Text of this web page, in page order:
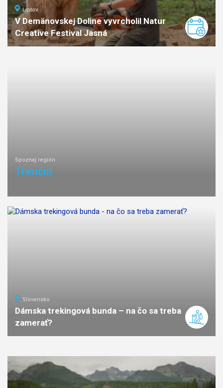
Liptov
V Demänovskej Doline vyvrcholil Natur
Creative Festival Jasná
Spoznaj región
Trenčín
Slovensko
Dámska trekingová bunda – na čo sa treba
zamerať?